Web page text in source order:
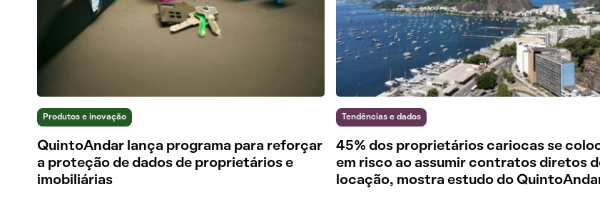
Produtos e inovação
QuintoAndar lança programa para reforçar
a proteção de dados de proprietários e
imobiliárias
Tendências e dados
45% dos proprietários cariocas se
em risco ao assumir contratos diretos
locação, mostra estudo do